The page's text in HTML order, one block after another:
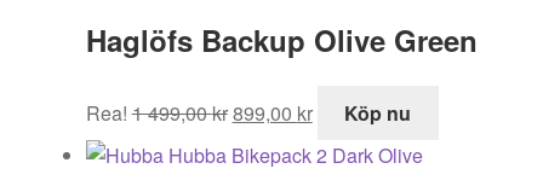
Haglöfs Backup Olive Green
Rea! 1 499,00kr
ursprungliga
priset
899,00 kr
nuvarande
priset
Köp nu